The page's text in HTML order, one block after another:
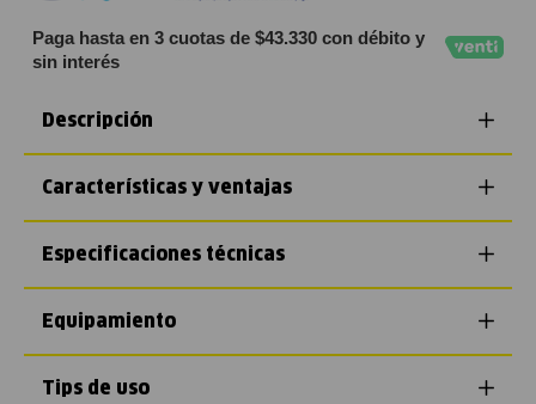
Paga hasta en 3 cuotas de $43.330 con débito y
sin interés
Descripción
Características y ventajas
Especificaciones técnicas
Equipamiento
Tips de uso